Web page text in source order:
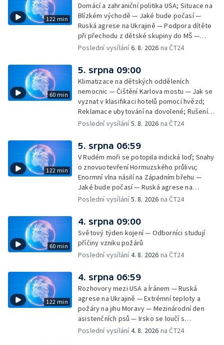
122 min
Domácí a zahraniční politika USA; Situace na
Blízkém východě — Jaké bude počasí —
Ruská agrese na Ukrajině — Podpora dítěte
při přechodu z dětské skupiny do MŠ —
Filmové premiéry týdne — Dvě deci tuše v
rakovinu prsu
Poslední vysílání6. 8. 2026 na ČT24
60 min
5. srpna 09:00
Klimatizace na dětských odděleních
nemocnic — Čištění Karlova mostu — Jak se
vyznat v klasifikaci hotelů pomocí hvězd;
Reklamace ubytování na dovolené; Rušení
dovolené kvůli přírodním živlům; Práva
na dovolené v zahraničí; Platby a výběry na
dovolené v zahraničí — Těžba léčivé rašeliny
u Malé Morávky
Poslední vysílání5. 8. 2026 na ČT24
122 min
5. srpna 06:59
V Rudém moři se potopila indická loď; Snahy
o znovuotevření Hormuzského průlivu;
Enormní vlna násilí na Západním břehu —
Jaké bude počasí — Ruská agrese na
Ukrajině — Vliv veder na lidské orgány — Při
— Třem obcím na Brněnsku dočasně došla
pitná voda — SP v orientačním běhu v Česku
— Horko a požáry sužují Evropu — Rybářský
příměstský tábor
Poslední vysílání5. 8. 2026 na ČT24
60 min
4. srpna 09:00
Světový týden kojení — Odborníci studují
příčiny vzniku požárů
Poslední vysílání4. 8. 2026 na ČT24
122 min
4. srpna 06:59
Rozhovory mezi USA a Íránem — Ruská
agrese na Ukrajině — Extrémní teploty a
požáry na jihu Moravy — Mezinárodní den
asistenčních psů — Irsko se loučí s
hudebníkem Glenem Hansardem
Poslední vysílání4. 8. 2026 na ČT24